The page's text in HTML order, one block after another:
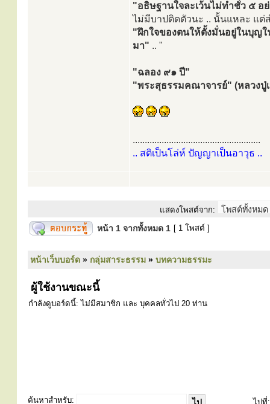
"อธิษฐานใจละเว้นไม่ทำชั่ว ๕ อ
ไม่มีบาปติดตัวนะ .. นั้นแหละ แต่
"ฝึกใจของตนให้ตั้งมั่นอยู่ในบุญ
มา" .. "
"ฉลอง ๙๑ ปี"
"พระสุธรรมคณาจารย์" (หลวงปู่
.....................................................
.. สติเป็นโล่ห์ ปัญญาเป็นอาวุธ ..
แสดงโพสต์จาก:
หน้า 1 จากทั้งหมด 1 [ 1 โพสต์ ]
หน้าเว็บบอร์ด » กลุ่มสาระธรรม » บทความธรรมะ
ผู้ใช้งานขณะนี้
กำลังดูบอร์ดนี้: ไม่มีสมาชิก และ บุคคลทั่วไป 20 ท่าน
ค้นหาสำหรับ: ไปที่: